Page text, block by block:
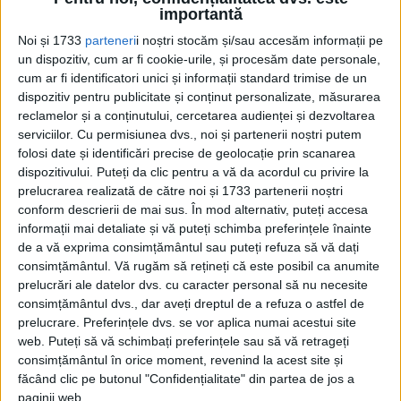
importantă
Noi și 1733 partenerii noștri stocăm și/sau accesăm informații pe
un dispozitiv, cum ar fi cookie-urile, și procesăm date personale,
cum ar fi identificatori unici și informații standard trimise de un
dispozitiv pentru publicitate și conținut personalizate, măsurarea
reclamelor și a conținutului, cercetarea audienței și dezvoltarea
serviciilor. Cu permisiunea dvs., noi și partenerii noștri putem
folosi date și identificări precise de geolocație prin scanarea
dispozitivului. Puteți da clic pentru a vă da acordul cu privire la
prelucrarea realizată de către noi și 1733 partenerii noștri
conform descrierii de mai sus. În mod alternativ, puteți accesa
informații mai detaliate și vă puteți schimba preferințele înainte
de a vă exprima consimțământul sau puteți refuza să vă dați
consimțământul. Vă rugăm să rețineți că este posibil ca anumite
prelucrări ale datelor dvs. cu caracter personal să nu necesite
consimțământul dvs., dar aveți dreptul de a refuza o astfel de
prelucrare. Preferințele dvs. se vor aplica numai acestui site
web. Puteți să vă schimbați preferințele sau să vă retrageți
consimțământul în orice moment, revenind la acest site și
făcând clic pe butonul "Confidențialitate" din partea de jos a
paginii web.
"Ieşirea trenurilor din gară" este un film de montaj compus în
Cea mai mare revistă de istorie din Europa!.
Media KIT
PORTOFOLIU
Capital
Evenimentul Zilei